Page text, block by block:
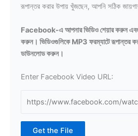
রূপান্তর করার উপায় খুঁজছেন, আপনি সঠিক
Facebook-এ আপনার ভিডিও শেয়ার করুন
করুন। ভিডিওগুলিকে MP3 ফরম্যাটে রূপান্তর
ডাউনলোড করুন।
Enter Facebook Video URL:
Get the File